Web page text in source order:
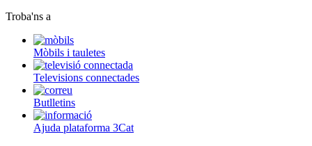
Troba'ns a
Mòbils i tauletes
Televisions connectades
Butlletins
Ajuda plataforma 3Cat